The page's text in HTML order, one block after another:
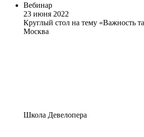
Вебинар
23 июня 2022
Круглый стол на тему «Важность
Москва
Школа Девелопера